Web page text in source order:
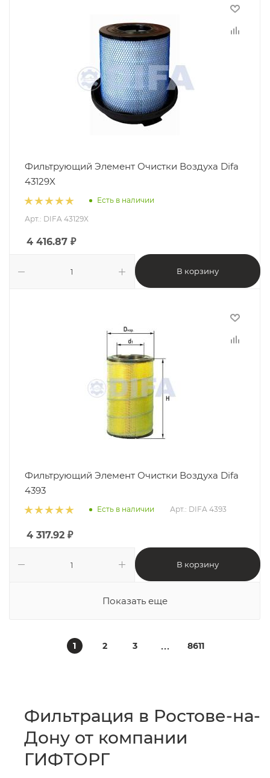
Фильтрующий Элемент Очистки Воздуха Difa
43129X
Есть в наличии
Арт.: DIFA 43129X
4 416.87 ₽
В корзину
Фильтрующий Элемент Очистки Воздуха Difa
4393
Есть в наличии Арт.: DIFA 4393
4 317.92 ₽
В корзину
Показать еще
1 2 3 8611
Фильтрация в Ростове-на-
Дону от компании
ГИФТОРГ